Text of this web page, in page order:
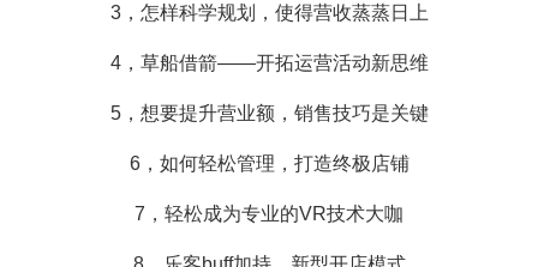
3，怎样科学规划，使得营收蒸蒸日上
4，草船借箭——开拓运营活动新思维
5，想要提升营业额，销售技巧是关键
6，如何轻松管理，打造终极店铺
7，轻松成为专业的VR技术大咖